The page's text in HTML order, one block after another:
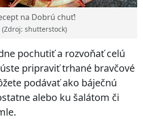
na Dobrú chuť!
(Zdroj: shutterstock)
pochutiť a rozvoňať celú
pripraviť trhané bravčové
podávať ako báječnú
alebo ku šalátom či